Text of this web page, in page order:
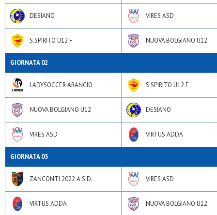
DESIANO VIRES ASD
S.SPIRITO U12 F NUOVA BOLGIANO U12
GIORNATA 02
LADYSOCCER ARANCIO S.SPIRITO U12 F
NUOVA BOLGIANO U12 DESIANO
VIRES ASD VIRTUS ADDA
GIORNATA 03
ZANCONTI 2022 A.S.D. VIRES ASD
VIRTUS ADDA NUOVA BOLGIANO U12